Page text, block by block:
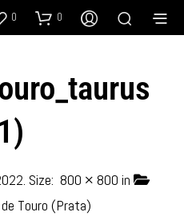
0 0
. Size: 800 × 800 in
Touro (Prata)